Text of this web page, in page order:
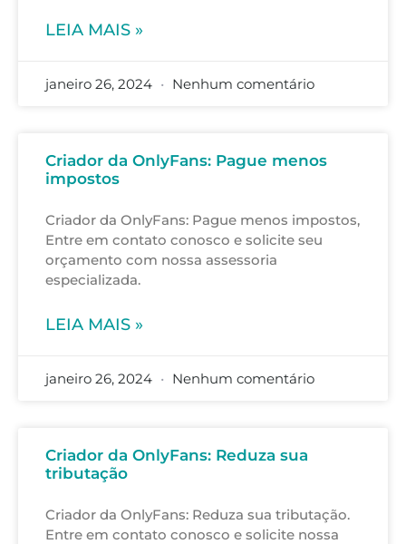
LEIA MAIS »
janeiro 26, 2024 Nenhum comentário
Criador da OnlyFans: Pague menos
impostos
Criador da OnlyFans: Pague menos impostos,
Entre em contato conosco e solicite seu
orçamento com nossa assessoria
especializada.
LEIA MAIS »
janeiro 26, 2024 Nenhum comentário
Criador da OnlyFans: Reduza sua
tributação
Criador da OnlyFans: Reduza sua tributação.
Entre em contato conosco e solicite nossa